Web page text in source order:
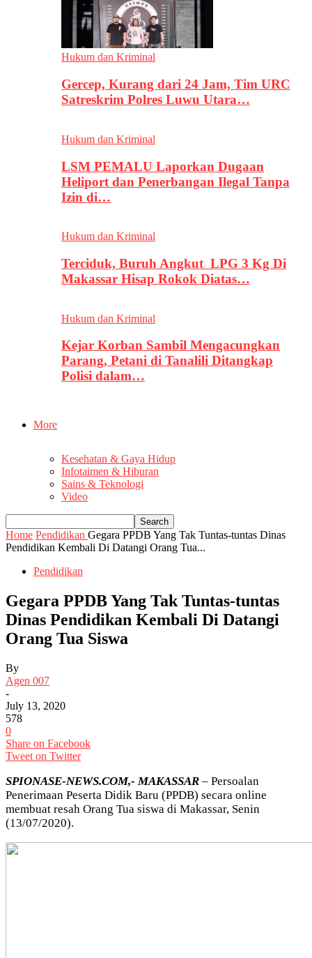
Hukum dan Kriminal
Gercep, Kurang dari 24 Jam, Tim URC
Satreskrim Polres Luwu Utara…
Hukum dan Kriminal
LSM PEMALU Laporkan Dugaan
Heliport dan Penerbangan Ilegal Tanpa
Izin di…
Hukum dan Kriminal
Terciduk, Buruh Angkut LPG 3 Kg Di
Makassar Hisap Rokok Diatas…
Hukum dan Kriminal
Kejar Korban Sambil Mengacungkan
Parang, Petani di Tanalili Ditangkap
Polisi dalam…
More
Kesehatan & Gaya Hidup
Infotaimen & Hiburan
Sains & Teknologi
Video
Home Pendidikan Gegara PPDB Yang Tak Tuntas-tuntas Dinas
Pendidikan Kembali Di Datangi Orang Tua...
Pendidikan
Gegara PPDB Yang Tak Tuntas-tuntas
Dinas Pendidikan Kembali Di Datangi
Orang Tua Siswa
By
Agen 007
-
July 13, 2020
578
0
Share on Facebook
Tweet on Twitter
SPIONASE-NEWS.COM,- MAKASSAR – Persoalan
Penerimaan Peserta Didik Baru (PPDB) secara online
membuat resah Orang Tua siswa di Makassar, Senin
(13/07/2020).